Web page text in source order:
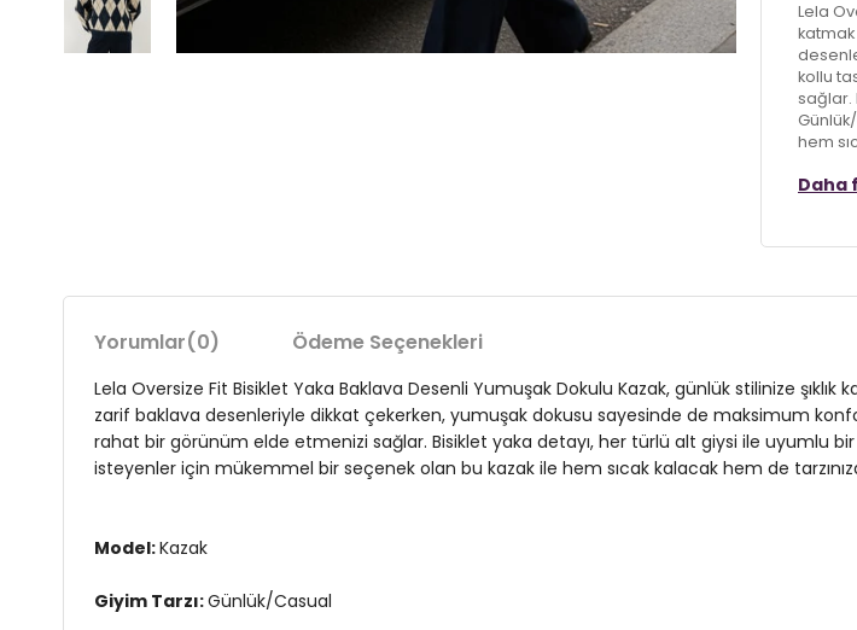
Lela
kollu
sağlar.
hem
Giyim
Yaka
Kol
Daha
Yorumlar(0) Ödeme Seçenekleri
Lela Oversize Fit Bisiklet Yaka Baklava Desenli Yumuşak Dokulu Kazak, günlük stilinize
zarif baklava desenleriyle dikkat çekerken, yumuşak dokusu sayesinde de maksimum
rahat bir görünüm elde etmenizi sağlar. Bisiklet yaka detayı, her türlü alt giysi ile uyumlu
isteyenler için mükemmel bir seçenek olan bu kazak ile hem sıcak kalacak hem de
Model:Kazak
Giyim Tarzı:Günlük/Casual